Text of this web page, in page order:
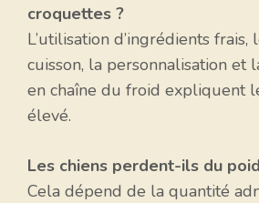
croquettes ?
L’utilisation d’ingrédients frais,
cuisson, la personnalisation et
en chaîne du froid expliquent
élevé.
Les chiens perdent-ils du
Cela dépend de la quantité